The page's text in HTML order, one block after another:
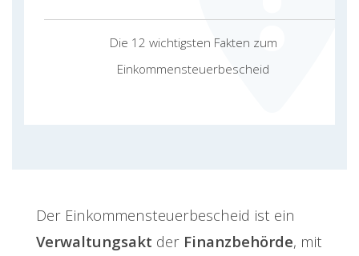
Die 12 wichtigsten Fakten zum
Einkommensteuerbescheid
Der Einkommensteuerbescheid ist ein
Verwaltungsakt der Finanzbehörde, mit